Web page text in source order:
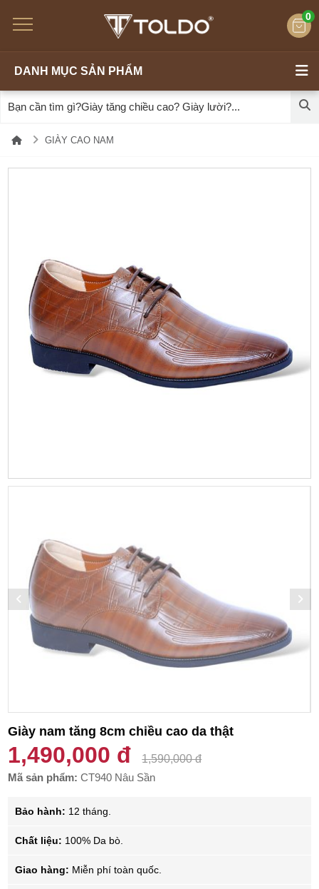
0
DANH MỤC SẢN PHẨM
GIÀY CAO NAM
Giày nam tăng 8cm chiều cao da thật
1,490,000 đ
1,590,000 đ
Mã sản phẩm:CT940 Nâu Sần
Bảo hành: 12 tháng.
Chất liệu: 100% Da bò.
Giao hàng: Miễn phí toàn quốc.